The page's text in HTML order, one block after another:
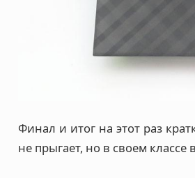
Финал и итог на этот раз
не прыгает, но в своем